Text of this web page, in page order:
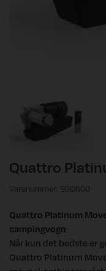
Quattro
Varenummer: EGO500
Quattro Platinum
campingvogn
Når kun det bedste er
Quattro Platinum